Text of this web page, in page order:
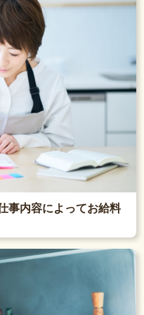
事内容によってお給料